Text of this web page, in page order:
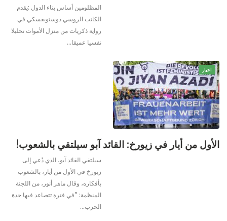
المظلومين أساس بناء الدول :يقدم
الكاتب الروسي دوستويفسكي في
رواية ذكريات من منزل الأموات تحليلا
نفسيا عميقا…
اخبار
الأول من أيار في زيورخ: القائد آبو سيلتقي بالشعوب!
سيلتقي القائد آبو، الذي دُعي إلى
زيورخ في الأول من أيار، بالشعوب
بأفكاره، وقال ماهر أنور، من اللجنة
المنظمة: "في فترة تتصاعد فيها حدة
الحرب…